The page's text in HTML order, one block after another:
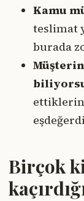
Kamu
teslimat
burada
Birçok